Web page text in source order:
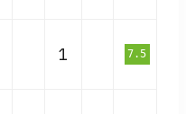
1 7.5